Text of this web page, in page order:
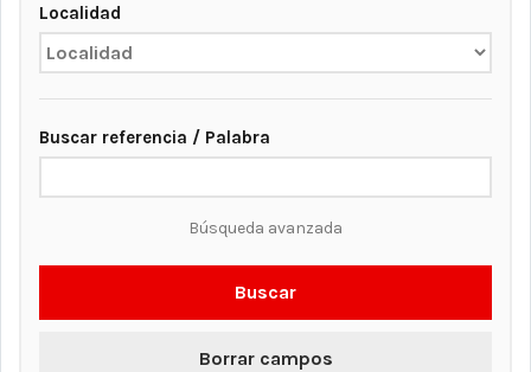
Localidad
Buscar referencia / Palabra
Búsqueda avanzada
Buscar
Borrar campos